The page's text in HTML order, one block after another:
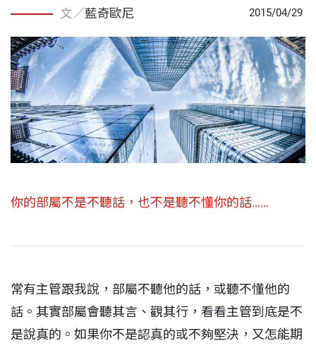
文／藍奇歐尼 2015/04/29
你的部屬不是不聽話，也不是聽不懂你的話……
常有主管跟我說，部屬不聽他的話，或聽不懂他的
話。其實部屬會聽其言、觀其行，看看主管到底是不
是說真的。如果你不是認真的或不夠堅決，又怎能期